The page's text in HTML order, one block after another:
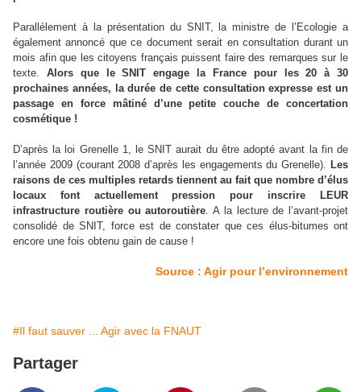
Parallèlement à la présentation du SNIT, la ministre de l’Ecologie a
également annoncé que ce document serait en consultation durant un
mois afin que les citoyens français puissent faire des remarques sur le
texte. Alors que le SNIT engage la France pour les 20 à 30
prochaines années, la durée de cette consultation expresse est un
passage en force mâtiné d’une petite couche de concertation
cosmétique !
D’après la loi Grenelle 1, le SNIT aurait du être adopté avant la fin de
l’année 2009 (courant 2008 d’après les engagements du Grenelle). Les
raisons de ces multiples retards tiennent au fait que nombre d’élus
locaux font actuellement pression pour inscrire LEUR
infrastructure routière ou autoroutière. A la lecture de l’avant-projet
consolidé de SNIT, force est de constater que ces élus-bitumes ont
encore une fois obtenu gain de cause !
Source : Agir pour l’environnement
#Il faut sauver ... Agir avec la FNAUT
Partager